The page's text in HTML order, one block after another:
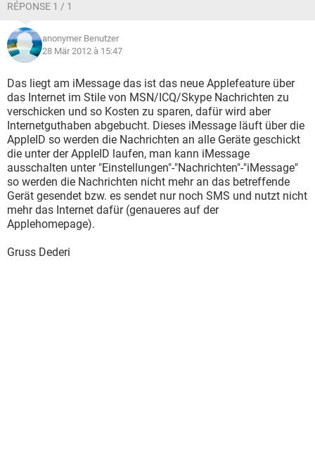
RÉPONSE 1 / 1
anonymer Benutzer
28 Mär 2012 à 15:47
Das liegt am iMessage das ist das neue Applefeature über
das Internet im Stile von MSN/ICQ/Skype Nachrichten zu
verschicken und so Kosten zu sparen, dafür wird aber
Internetguthaben abgebucht. Dieses iMessage läuft über die
AppleID so werden die Nachrichten an alle Geräte geschickt
die unter der AppleID laufen, man kann iMessage
ausschalten unter "Einstellungen"-"Nachrichten"-"iMessage"
so werden die Nachrichten nicht mehr an das betreffende
Gerät gesendet bzw. es sendet nur noch SMS und nutzt nicht
mehr das Internet dafür (genaueres auf der
Applehomepage).
Gruss Dederi